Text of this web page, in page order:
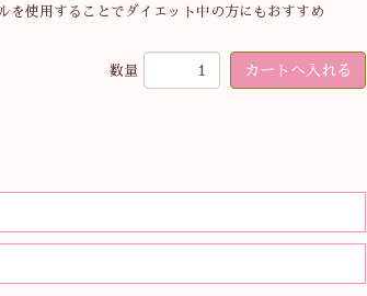
を使用することでダイエット中の方にもおすすめ
数量